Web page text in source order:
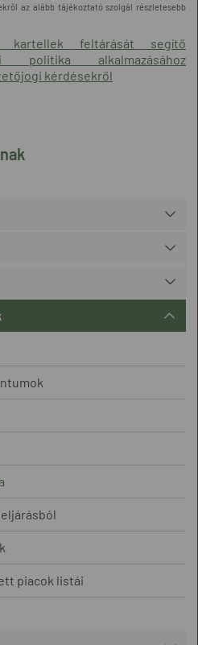
piacok listái
az alább tájékoztató szolgál részletesebb
kartellek feltárását segítő
politika alkalmazásához
kérdésekről